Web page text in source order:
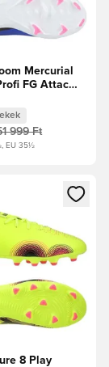
Mercurial
FG Attack -
999 Ft
EU 35½
a tagként
modált a
8 Play